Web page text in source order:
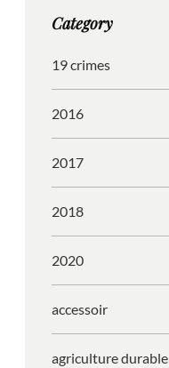
r
m
o
Category
19 crimes
2016
2017
2018
2020
accessoir
agriculture durable